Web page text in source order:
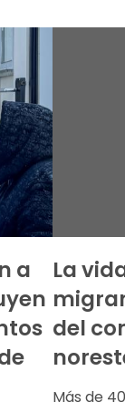
a
La
del
Más de